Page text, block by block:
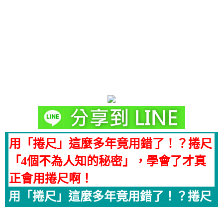
用「捲尺」這麼多年竟用錯了！？捲尺
「4個不為人知的秘密」，學會了才真
正會用捲尺啊！
用「捲尺」這麼多年竟用錯了！？捲尺